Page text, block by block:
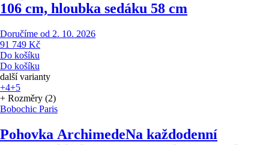
106 cm, hloubka sedáku 58 cm
Doručíme od 2. 10. 2026
91 749 Kč
Do košíku
Do košíku
další varianty
+4+5
+ Rozměry (2)
Bobochic Paris
Pohovka ArchimedeNa každodenní